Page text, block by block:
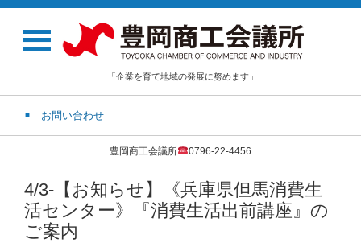
「企業を育て地域の発展に努めます」
お問い合わせ
豊岡商工会議所 0796-22-4456
4/3-【お知らせ】《兵庫県但馬消費生
活センター》『消費生活出前講座』の
ご案内